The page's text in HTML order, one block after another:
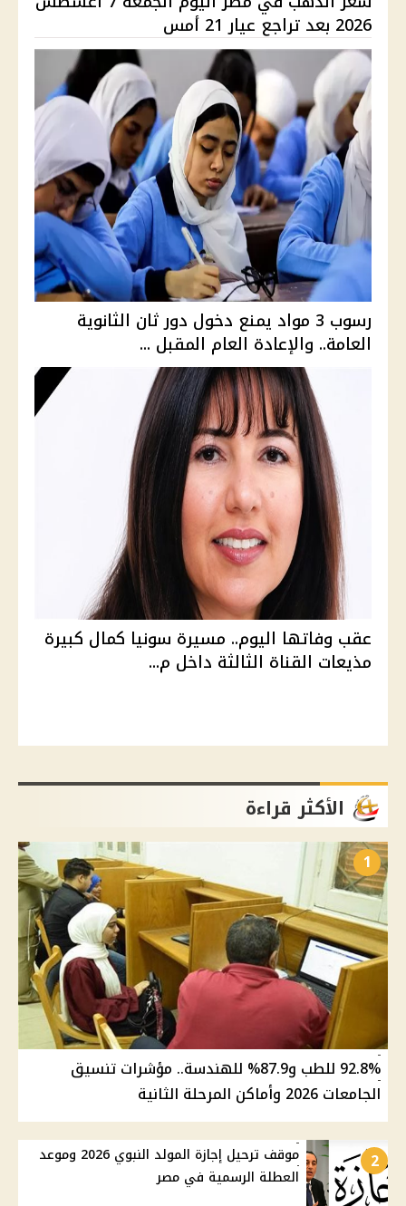
2026 بعد تراجع عيار 21 أمس
رسوب 3 مواد يمنع دخول دور ثان الثانوية
العامة.. والإعادة العام المقبل ...
عقب وفاتها اليوم.. مسيرة سونيا كمال كبيرة
مذيعات القناة الثالثة داخل م...
الأكثر قراءة
1
92.8% للطب و87.9% للهندسة.. مؤشرات تنسيق
الجامعات 2026 وأماكن المرحلة الثانية
2
موقف ترحيل إجازة المولد النبوي 2026 وموعد
العطلة الرسمية في مصر